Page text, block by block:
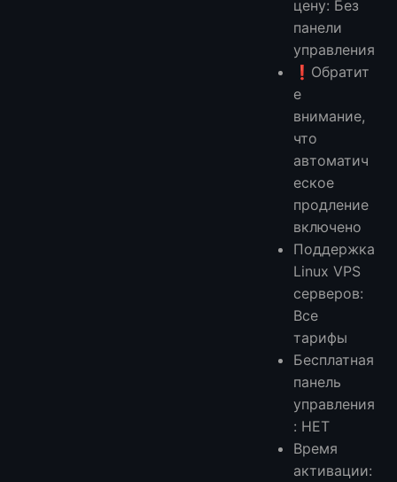
цену: Без
панели
управления
❗️Обратит
е
внимание,
что
автоматич
еское
продление
включено
Поддержка
Linux VPS
серверов:
Все
тарифы
Бесплатная
панель
управления
: НЕТ
Время
активации: